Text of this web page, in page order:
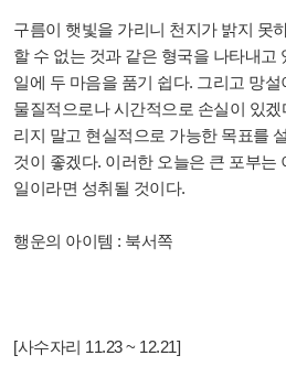
구름이 햇빛을 가리니 천지가 밝지 못
할 수 없는 것과 같은 형국을 나타내고
일에 두 마음을 품기 쉽다. 그리고 망
물질적으로나 시간적으로 손실이 있
리지 말고 현실적으로 가능한 목표를
것이 좋겠다. 이러한 오늘은 큰 포부는
일이라면 성취될 것이다.
행운의 아이템 : 북서쪽
[사수자리 11.23 ~ 12.21]